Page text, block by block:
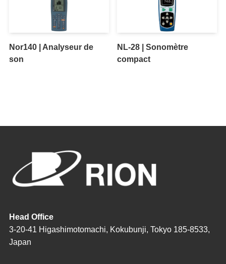
Nor140 | Analyseur de
son
NL-28 | Sonomètre
compact
Head Office
3-20-41 Higashimotomachi, Kokubunji, Tokyo 185-8533,
Japan